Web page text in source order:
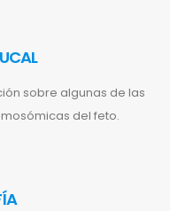
sobre algunas de las
del feto.